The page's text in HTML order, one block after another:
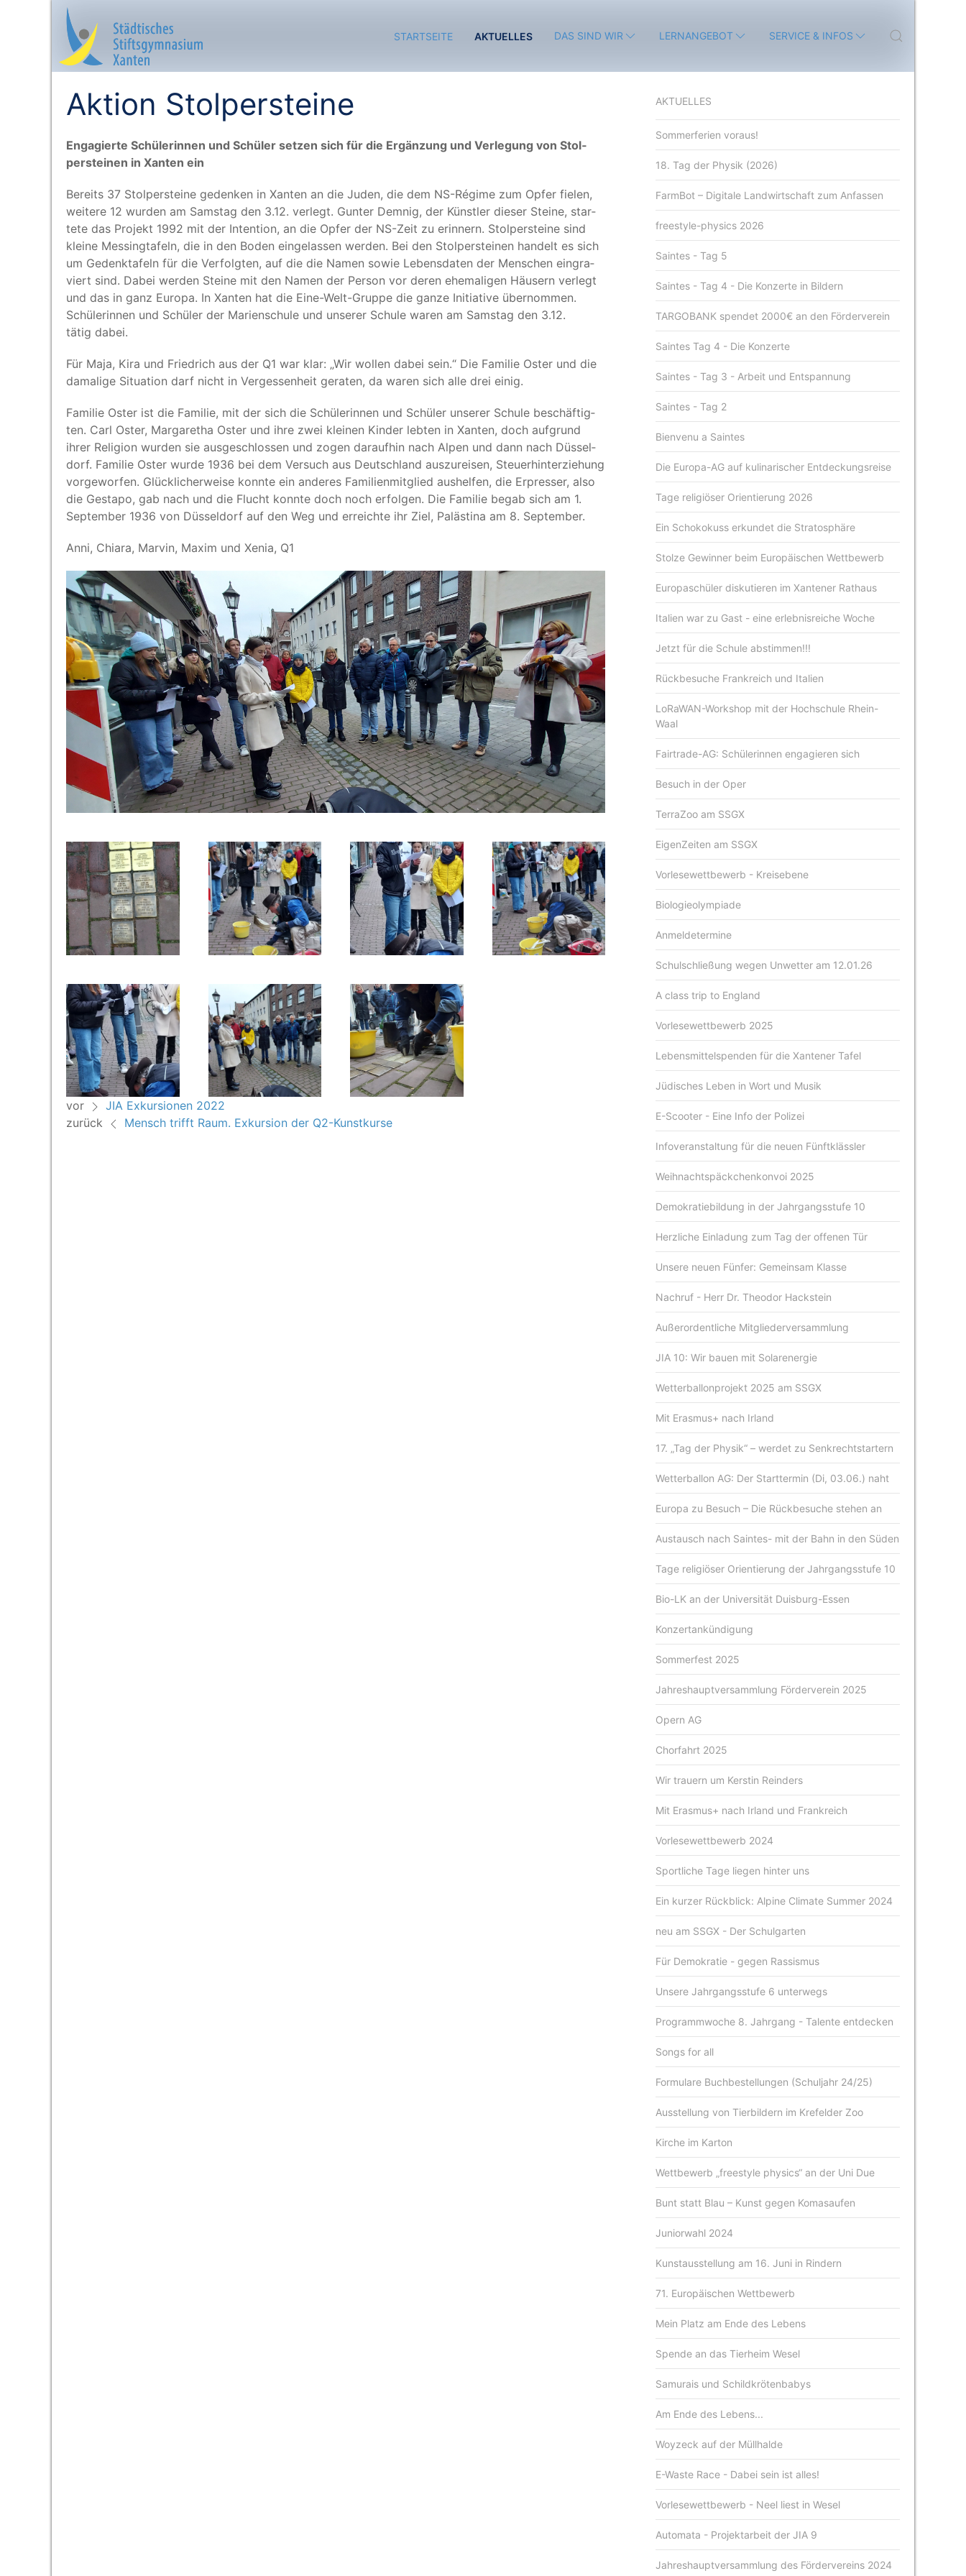
STARTSEITE AKTUELLES DAS SIND WIR LERNANGEBOT SERVICE & INFOS
Aktuelles
Das sind wir
Lernangebot
Service & Infos
Aktion Stolpersteine
Enga­gier­te Schü­le­rin­nen und Schü­ler set­zen sich für die Ergän­zung und Ver­le­gung von Stol­
per­stei­nen in Xan­ten ein
Bereits 37 Stol­per­stei­ne geden­ken in Xan­ten an die Juden, die dem NS-Régime zum Opfer fie­len,
wei­te­re 12 wur­den am Sams­tag den 3.12. ver­legt. Gun­ter Dem­nig, der Künst­ler die­ser Stei­ne, star­
te­te das Pro­jekt 1992 mit der Inten­ti­on, an die Opfer der NS-Zeit zu erin­nern. Stol­per­stei­ne sind
klei­ne Mes­sing­ta­feln, die in den Boden ein­ge­las­sen wer­den. Bei den Stol­per­stei­nen han­delt es sich
um Gedenk­ta­feln für die Ver­folg­ten, auf die die Namen sowie Lebens­da­ten der Men­schen ein­gra­
viert sind. Dabei wer­den Stei­ne mit den Namen der Per­son vor deren ehe­ma­li­gen Häu­sern ver­legt
und das in ganz Euro­pa. In Xan­ten hat die Eine-Welt-Grup­pe die gan­ze Initia­ti­ve über­nom­men.
Schü­le­rin­nen und Schü­ler der Mari­en­schu­le und unse­rer Schu­le waren am Sams­tag den 3.12.
tätig dabei.
Für Maja, Kira und Fried­rich aus der Q1 war klar: „Wir wol­len dabei sein.“ Die Fami­lie Oster und die
dama­li­ge Situa­ti­on darf nicht in Ver­ges­sen­heit gera­ten, da waren sich alle drei einig.
Fami­lie Oster ist die Fami­lie, mit der sich die Schü­le­rin­nen und Schü­ler unse­rer Schu­le beschäf­tig­
ten. Carl Oster, Mar­ga­re­tha Oster und ihre zwei klei­nen Kin­der leb­ten in Xan­ten, doch auf­grund
ihrer Reli­gi­on wur­den sie aus­ge­schlos­sen und zogen dar­auf­hin nach Alpen und dann nach Düs­sel­
dorf. Fami­lie Oster wur­de 1936 bei dem Ver­such aus Deutsch­land aus­zu­rei­sen, Steu­er­hin­ter­zie­hung
vor­ge­wor­fen. Glück­li­cher­wei­se konn­te ein ande­res Fami­li­en­mit­glied aus­hel­fen, die Erpres­ser, also
die Gesta­po, gab nach und die Flucht konn­te doch noch erfol­gen. Die Fami­lie begab sich am 1.
Sep­tem­ber 1936 von Düs­sel­dorf auf den Weg und erreich­te ihr Ziel, Paläs­ti­na am 8. September.
Anni, Chia­ra, Mar­vin, Maxim und Xenia, Q1
vor
JIA Exkursionen 2022
zurück
Mensch trifft Raum. Exkursion der Q2-Kunstkurse
AKTUELLES
Sommerferien voraus!
18. Tag der Physik (2026)
FarmBot – Digitale Landwirtschaft zum Anfassen
freestyle-physics 2026
Saintes - Tag 5
Saintes - Tag 4 - Die Konzerte in Bildern
TARGOBANK spendet 2000€ an den Förderverein
Saintes Tag 4 - Die Konzerte
Saintes - Tag 3 - Arbeit und Entspannung
Saintes - Tag 2
Bienvenu a Saintes
Die Europa-AG auf kulinarischer Entdeckungsreise
Tage religiöser Orientierung 2026
Ein Schokokuss erkundet die Stratosphäre
Stolze Gewinner beim Europäischen Wettbewerb
Europaschüler diskutieren im Xantener Rathaus
Italien war zu Gast - eine erlebnisreiche Woche
Jetzt für die Schule abstimmen!!!
Rückbesuche Frankreich und Italien
LoRaWAN-Workshop mit der Hochschule Rhein-
Waal
Fairtrade-AG: Schülerinnen engagieren sich
Besuch in der Oper
TerraZoo am SSGX
EigenZeiten am SSGX
Vorlesewettbewerb - Kreisebene
Biologieolympiade
Anmeldetermine
Schulschließung wegen Unwetter am 12.01.26
A class trip to England
Vorlesewettbewerb 2025
Lebensmittelspenden für die Xantener Tafel
Jüdisches Leben in Wort und Musik
E-Scooter - Eine Info der Polizei
Infoveranstaltung für die neuen Fünftklässler
Weihnachtspäckchenkonvoi 2025
Demokratiebildung in der Jahrgangsstufe 10
Herzliche Einladung zum Tag der offenen Tür
Unsere neuen Fünfer: Gemeinsam Klasse
Nachruf - Herr Dr. Theodor Hackstein
Außerordentliche Mitgliederversammlung
JIA 10: Wir bauen mit Solarenergie
Wetterballonprojekt 2025 am SSGX
Mit Erasmus+ nach Irland
17. „Tag der Physik“ – werdet zu Senkrechtstartern
Wetterballon AG: Der Starttermin (Di, 03.06.) naht
Europa zu Besuch – Die Rückbesuche stehen an
Austausch nach Saintes- mit der Bahn in den Süden
Tage religiöser Orientierung der Jahrgangsstufe 10
Bio-LK an der Universität Duisburg-Essen
Konzertankündigung
Sommerfest 2025
Jahreshauptversammlung Förderverein 2025
Opern AG
Chorfahrt 2025
Wir trauern um Kerstin Reinders
Mit Erasmus+ nach Irland und Frankreich
Vorlesewettbewerb 2024
Sportliche Tage liegen hinter uns
Ein kurzer Rückblick: Alpine Climate Summer 2024
neu am SSGX - Der Schulgarten
Für Demokratie - gegen Rassismus
Unsere Jahrgangsstufe 6 unterwegs
Programmwoche 8. Jahrgang - Talente entdecken
Songs for all
Formulare Buchbestellungen (Schuljahr 24/25)
Ausstellung von Tierbildern im Krefelder Zoo
Kirche im Karton
Wettbewerb „freestyle physics“ an der Uni Due
Bunt statt Blau – Kunst gegen Komasaufen
Juniorwahl 2024
Kunstausstellung am 16. Juni in Rindern
71. Europäischen Wettbewerb
Mein Platz am Ende des Lebens
Spende an das Tierheim Wesel
Samurais und Schildkrötenbabys
Am Ende des Lebens...
Woyzeck auf der Müllhalde
E-Waste Race - Dabei sein ist alles!
Vorlesewettbewerb - Neel liest in Wesel
Automata - Projektarbeit der JIA 9
Jahreshauptversammlung des Fördervereins 2024